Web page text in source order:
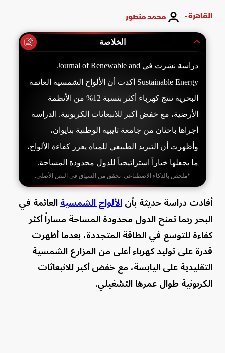
القاهرة - محمد منصور
الخلاصة
دراسة نشرت في Journal of Renewable and
Sustainable Energy أكدت أن الألواح الشمسية العائمة
البحرية تنتج كهرباء أكثر بنسبة 12% من الأنظمة
الأرضية، مع خفض أكبر للانبعاثات الكربونية. الدراسة
أجراها باحثان من جامعة تايبيه الوطنية بتايوان،
وأظهرت أن التبريد الطبيعي للمياه يعزز كفاءة الألواح،
ما يجعلها خياراً استراتيجياً للدول محدودة المساحة.
*ملخص بالذكاء الاصطناعي. تحقق من السياق في النص الأصلي.
أفادت دراسة حديثة بأنالألواح الشمسيةالعائمة في
البحر ربما تمنح الدول محدودة المساحة مساراً أكثر
كفاءة للتوسع في الطاقة المتجددة، بعدما أظهرت
قدرة على توليد كهرباء أعلى من المزارع الشمسية
التقليدية على اليابسة، مع خفض أكبر للانبعاثات
الكربونية طوال عمرها التشغيلي.